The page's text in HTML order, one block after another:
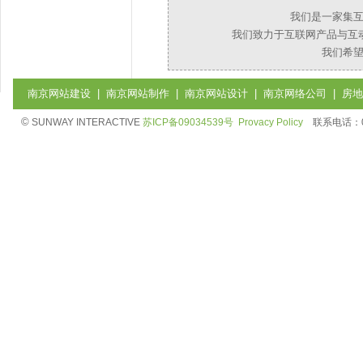
我们是一家集
我们致力于互联网产品与互
我们希
南京网站建设 南京网站制作 南京网站设计 南京网络公司 房
© SUNWAY INTERACTIVE 苏ICP备09034539号 Provacy Policy 联系电话